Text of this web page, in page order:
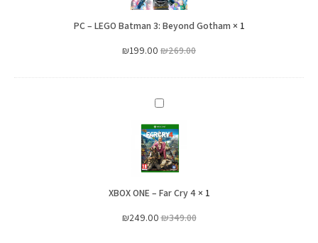
3:
Beyond
1
×
PC – LEGO Batman 3: Beyond Gotham
₪269.00
₪199.00
XBOX
ONE
–
Far
Cry
4
1
×
XBOX ONE – Far Cry 4
₪349.00
₪249.00